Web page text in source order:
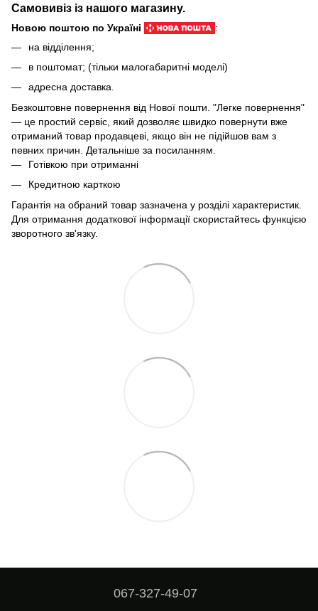
Самовивіз із нашого магазину.
Новою поштою по Україні
:
на відділення;
в поштомат; (тільки малогабаритні моделі)
адресна доставка.
Безкоштовне повернення від Нової пошти. "Легке повернення"
— це простий сервіс, який дозволяє швидко повернути вже
отриманий товар продавцеві, якщо він не підійшов вам з
певних причин. Детальніше за посиланням
Готівкою при отриманні
Кредитною карткою
Гарантія на обраний товар зазначена у розділі характеристик.
Для отримання додаткової інформації скористайтесь функцією
зворотного зв'язку.
067-327-49-07